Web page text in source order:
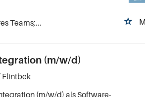
Teams;...
(m/w/d)
Flintbek
(m/w/d) als Software-